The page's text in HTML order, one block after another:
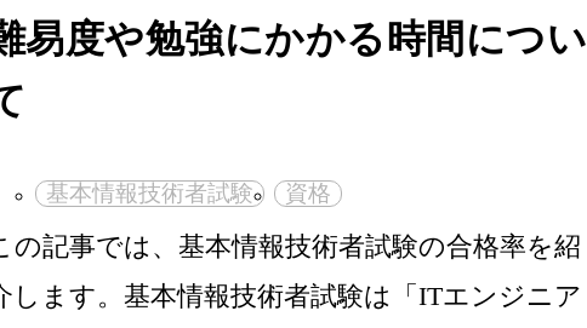
易度や勉強にかかる時間につい
基本情報技術者試験 資格
の記事では、基本情報技術者試験の合格率を紹
します。基本情報技術者試験は「ITエンジニア